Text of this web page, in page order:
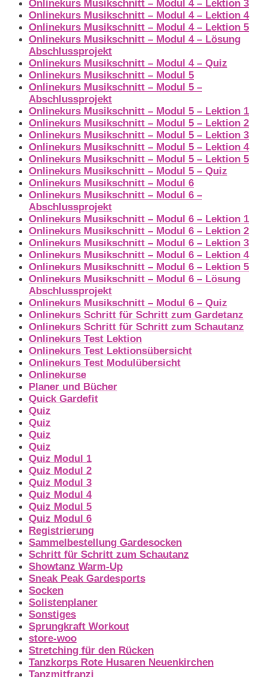
Onlinekurs Musikschnitt – Modul 4 – Lektion 3
Onlinekurs Musikschnitt – Modul 4 – Lektion 4
Onlinekurs Musikschnitt – Modul 4 – Lektion 5
Onlinekurs Musikschnitt – Modul 4 – Lösung
Abschlussprojekt
Onlinekurs Musikschnitt – Modul 4 – Quiz
Onlinekurs Musikschnitt – Modul 5
Onlinekurs Musikschnitt – Modul 5 –
Abschlussprojekt
Onlinekurs Musikschnitt – Modul 5 – Lektion 1
Onlinekurs Musikschnitt – Modul 5 – Lektion 2
Onlinekurs Musikschnitt – Modul 5 – Lektion 3
Onlinekurs Musikschnitt – Modul 5 – Lektion 4
Onlinekurs Musikschnitt – Modul 5 – Lektion 5
Onlinekurs Musikschnitt – Modul 5 – Quiz
Onlinekurs Musikschnitt – Modul 6
Onlinekurs Musikschnitt – Modul 6 –
Abschlussprojekt
Onlinekurs Musikschnitt – Modul 6 – Lektion 1
Onlinekurs Musikschnitt – Modul 6 – Lektion 2
Onlinekurs Musikschnitt – Modul 6 – Lektion 3
Onlinekurs Musikschnitt – Modul 6 – Lektion 4
Onlinekurs Musikschnitt – Modul 6 – Lektion 5
Onlinekurs Musikschnitt – Modul 6 – Lösung
Abschlussprojekt
Onlinekurs Musikschnitt – Modul 6 – Quiz
Onlinekurs Schritt für Schritt zum Gardetanz
Onlinekurs Schritt für Schritt zum Schautanz
Onlinekurs Test Lektion
Onlinekurs Test Lektionsübersicht
Onlinekurs Test Modulübersicht
Onlinekurse
Planer und Bücher
Quick Gardefit
Quiz
Quiz
Quiz
Quiz
Quiz Modul 1
Quiz Modul 2
Quiz Modul 3
Quiz Modul 4
Quiz Modul 5
Quiz Modul 6
Registrierung
Sammelbestellung Gardesocken
Schritt für Schritt zum Schautanz
Showtanz Warm-Up
Sneak Peak Gardesports
Socken
Solistenplaner
Sonstiges
Sprungkraft Workout
store-woo
Stretching für den Rücken
Tanzkorps Rote Husaren Neuenkirchen
Tanzmitfranzi